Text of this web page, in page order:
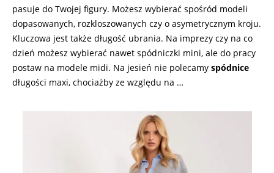
pasuje do Twojej figury. Możesz wybierać spośród modeli
dopasowanych, rozkloszowanych czy o asymetrycznym kroju.
Kluczowa jest także długość ubrania. Na imprezy czy na co
dzień możesz wybierać nawet spódniczki mini, ale do pracy
postaw na modele midi. Na jesień nie polecamy spódnice
długości maxi, chociażby ze względu na …